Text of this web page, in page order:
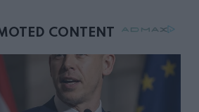
mellettem ült az első